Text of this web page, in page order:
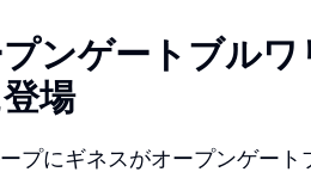
ンゲートブル
場
プにギネスがオープンゲー